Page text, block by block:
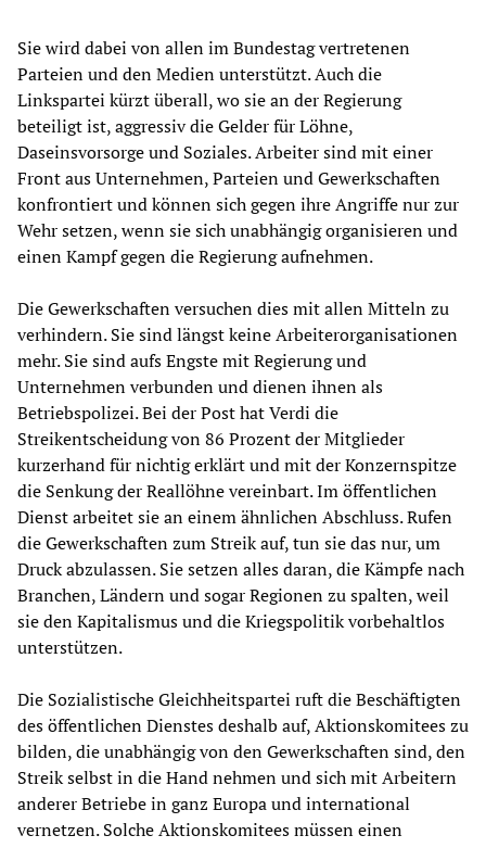
Sie wird dabei von allen im Bundestag vertretenen
Parteien und den Medien unterstützt. Auch die
Linkspartei kürzt überall, wo sie an der Regierung
beteiligt ist, aggressiv die Gelder für Löhne,
Daseinsvorsorge und Soziales. Arbeiter sind mit einer
Front aus Unternehmen, Parteien und Gewerkschaften
konfrontiert und können sich gegen ihre Angriffe nur zur
Wehr setzen, wenn sie sich unabhängig organisieren und
einen Kampf gegen die Regierung aufnehmen.
Die Gewerkschaften versuchen dies mit allen Mitteln zu
verhindern. Sie sind längst keine Arbeiterorganisationen
mehr. Sie sind aufs Engste mit Regierung und
Unternehmen verbunden und dienen ihnen als
Betriebspolizei. Bei der Post hat Verdi die
Streikentscheidung von 86 Prozent der Mitglieder
kurzerhand für nichtig erklärt und mit der Konzernspitze
die Senkung der Reallöhne vereinbart. Im öffentlichen
Dienst arbeitet sie an einem ähnlichen Abschluss. Rufen
die Gewerkschaften zum Streik auf, tun sie das nur, um
Druck abzulassen. Sie setzen alles daran, die Kämpfe nach
Branchen, Ländern und sogar Regionen zu spalten, weil
sie den Kapitalismus und die Kriegspolitik vorbehaltlos
unterstützen.
Die Sozialistische Gleichheitspartei ruft die Beschäftigten
des öffentlichen Dienstes deshalb auf, Aktionskomitees zu
bilden, die unabhängig von den Gewerkschaften sind, den
Streik selbst in die Hand nehmen und sich mit Arbeitern
anderer Betriebe in ganz Europa und international
vernetzen. Solche Aktionskomitees müssen einen